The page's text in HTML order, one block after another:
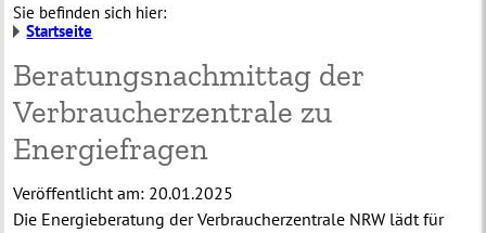
Sie befinden sich hier:
Startseite
Beratungsnachmittag der
Verbraucherzentrale zu
Energiefragen
Veröffentlicht am: 20.01.2025
Die Energieberatung der Verbraucherzentrale NRW lädt für